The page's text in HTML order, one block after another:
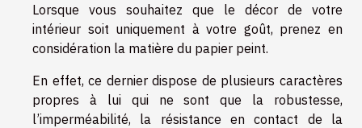
Lorsque vous souhaitez que le décor de votre
intérieur soit uniquement à votre goût, prenez en
considération la matière du papier peint.
En effet, ce dernier dispose de plusieurs caractères
propres à lui qui ne sont que la robustesse,
l’imperméabilité, la résistance en contact de la